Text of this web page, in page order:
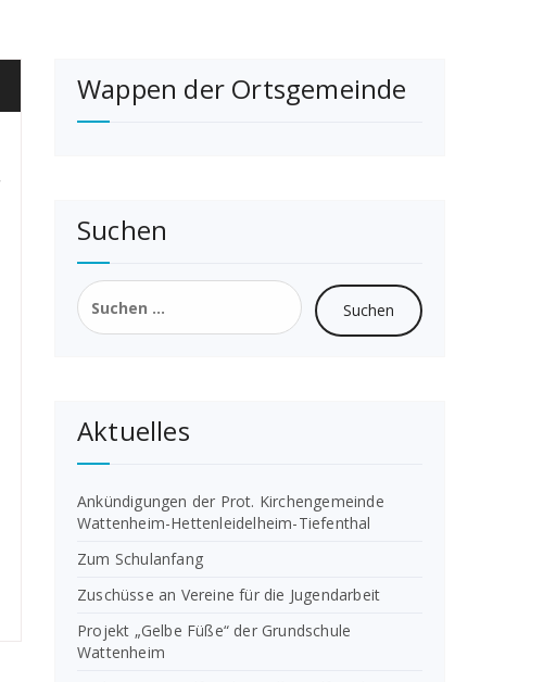
Wappen der Ortsgemeinde
Suchen
Suchen
nach:
Aktuelles
Ankündigungen der Prot. Kirchengemeinde
Wattenheim-Hettenleidelheim-Tiefenthal
Zum Schulanfang
Zuschüsse an Vereine für die Jugendarbeit
Projekt „Gelbe Füße“ der Grundschule
Wattenheim